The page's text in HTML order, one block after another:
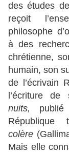
des études
reçoit
philosophe
à des
chrétienne,
humain, son
de l’écrivain
l’écriture
nuits,
colère
Mais elle